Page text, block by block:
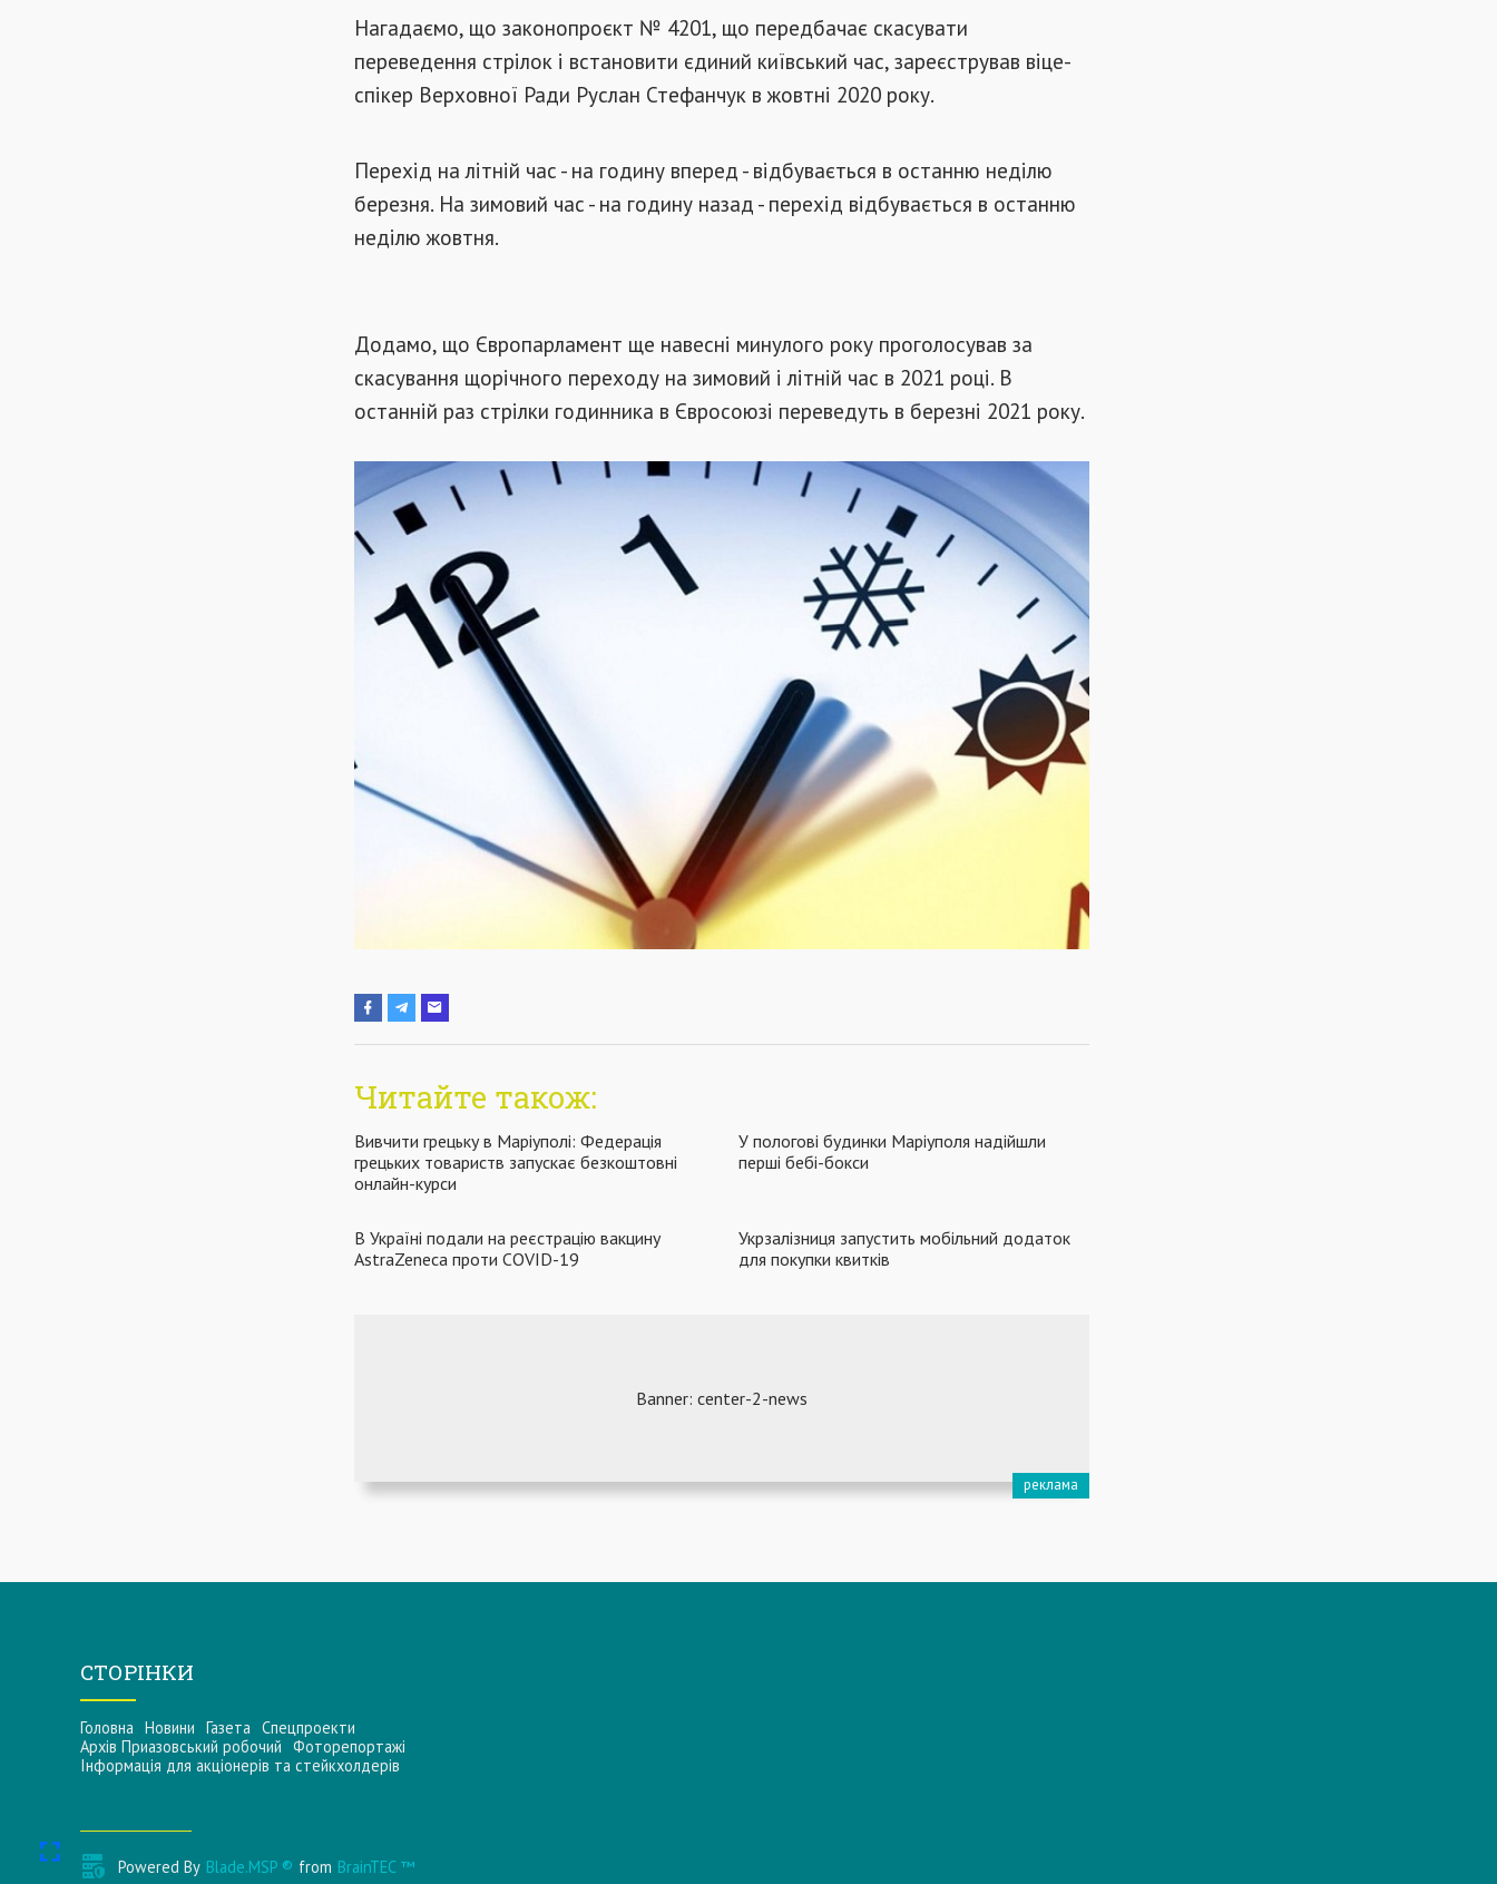
Нагадаємо, що законопроєкт № 4201, що передбачає скасувати
переведення стрілок і встановити єдиний київський час, зареєстрував віце-
спікер Верховної Ради Руслан Стефанчук в жовтні 2020 року.
Перехід на літній час - на годину вперед - відбувається в останню неділю
березня. На зимовий час - на годину назад - перехід відбувається в останню
неділю жовтня.
Додамо, що Європарламент ще навесні минулого року проголосував за
скасування щорічного переходу на зимовий і літній час в 2021 році. В
останній раз стрілки годинника в Євросоюзі переведуть в березні 2021 року.
Читайте також:
Вивчити грецьку в Маріуполі: Федерація
грецьких товариств запускає безкоштовні
онлайн-курси
У пологові будинки Маріуполя надійшли
перші бебі-бокси
​​В Україні подали на реєстрацію вакцину
AstraZeneca проти COVID-19
Укрзалізниця запустить мобільний додаток
для покупки квитків
СТОРІНКИ
Головна Новини Газета Спецпроекти
Архів Приазовський робочий Фоторепортажі
Інформацiя для акцiонерiв та стейкхолдерiв
Powered By Blade.MSP ® from BrainTEC ™